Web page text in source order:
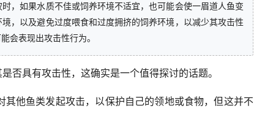
，如果水质不佳或饲养环境不适宜，也可能会使一眉道人鱼变
，以及避免过度喂食和过度拥挤的饲养环境，以减少其攻击性
会表现出攻击性行为。
否具有攻击性，这确实是一个值得探讨的话题。
他鱼类发起攻击，以保护自己的领地或食物，但这并不